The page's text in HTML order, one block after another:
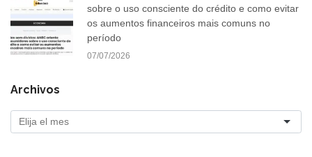
sobre o uso consciente do crédito e como evitar
os aumentos financeiros mais comuns no
período
07/07/2026
Archivos